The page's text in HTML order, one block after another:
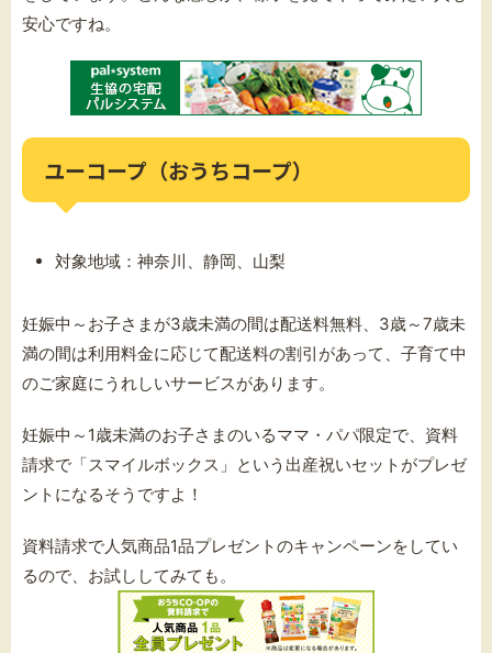
安心ですね。
ユーコープ（おうちコープ）
対象地域：神奈川、静岡、山梨
妊娠中～お子さまが3歳未満の間は配送料無料、3歳～7歳未
満の間は利用料金に応じて配送料の割引があって、子育て中
のご家庭にうれしいサービスがあります。
妊娠中～1歳未満のお子さまのいるママ・パパ限定で、資料
請求で「スマイルボックス」という出産祝いセットがプレゼ
ントになるそうですよ！
資料請求で人気商品1品プレゼントのキャンペーンをしてい
るので、お試ししてみても。